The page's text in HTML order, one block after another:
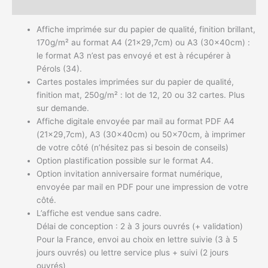
Affiche imprimée sur du papier de qualité, finition brillant,
170g/m² au format A4 (21×29,7cm) ou A3 (30x40cm) :
le format A3 n’est pas envoyé et est à récupérer à
Pérols (34).
Cartes postales imprimées sur du papier de qualité,
finition mat, 250g/m² : lot de 12, 20 ou 32 cartes. Plus
sur demande.
Affiche digitale envoyée par mail au format PDF A4
(21×29,7cm), A3 (30x40cm) ou 50x70cm, à imprimer
de votre côté (n’hésitez pas si besoin de conseils)
Option plastification possible sur le format A4.
Option invitation anniversaire format numérique,
envoyée par mail en PDF pour une impression de votre
côté.
L’affiche est vendue sans cadre.
Délai de conception : 2 à 3 jours ouvrés (+ validation)
Pour la France, envoi au choix en lettre suivie (3 à 5
jours ouvrés) ou lettre service plus + suivi (2 jours
ouvrés)